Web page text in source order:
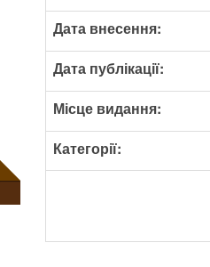
Дата внесення:
Дата публікації:
Місце видання:
Категорії: